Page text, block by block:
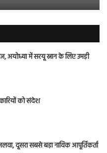
अयोध्या में सरयू स्नान के लिए उमड़ी
को संदेश
दूसरा सबसे बड़ा नाविक आपूर्तिकर्ता